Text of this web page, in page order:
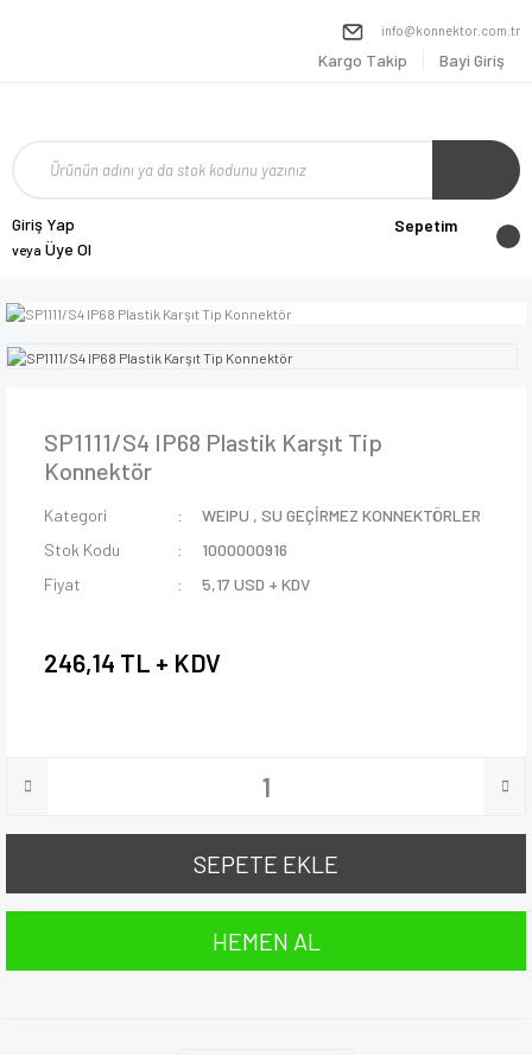
info@konnektor.com.tr
Kargo Takip Bayi Giriş
Giriş Yap
veya Üye Ol
Sepetim
SP1111/S4 IP68 Plastik Karşıt Tip
Konnektör
Kategori WEIPU ,SU GEÇİRMEZ KONNEKTÖRLER
Stok Kodu
1000000916
Fiyat
5,17 USD + KDV
246,14 TL + KDV
SEPETE EKLE
HEMEN AL